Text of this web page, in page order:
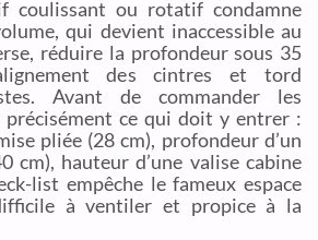
coulissant ou rotatif condamne
qui devient inaccessible au
réduire la profondeur sous 35
des cintres et tord
Avant de commander les
précisément ce qui doit y entrer :
pliée (28 cm), profondeur d’un
cm), hauteur d’une valise cabine
list empêche le fameux espace
à ventiler et propice à la